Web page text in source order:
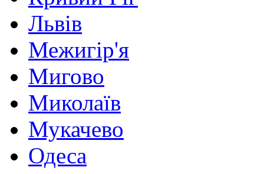
Львів
Межигір'я
Мигово
Миколаїв
Мукачево
Одеса